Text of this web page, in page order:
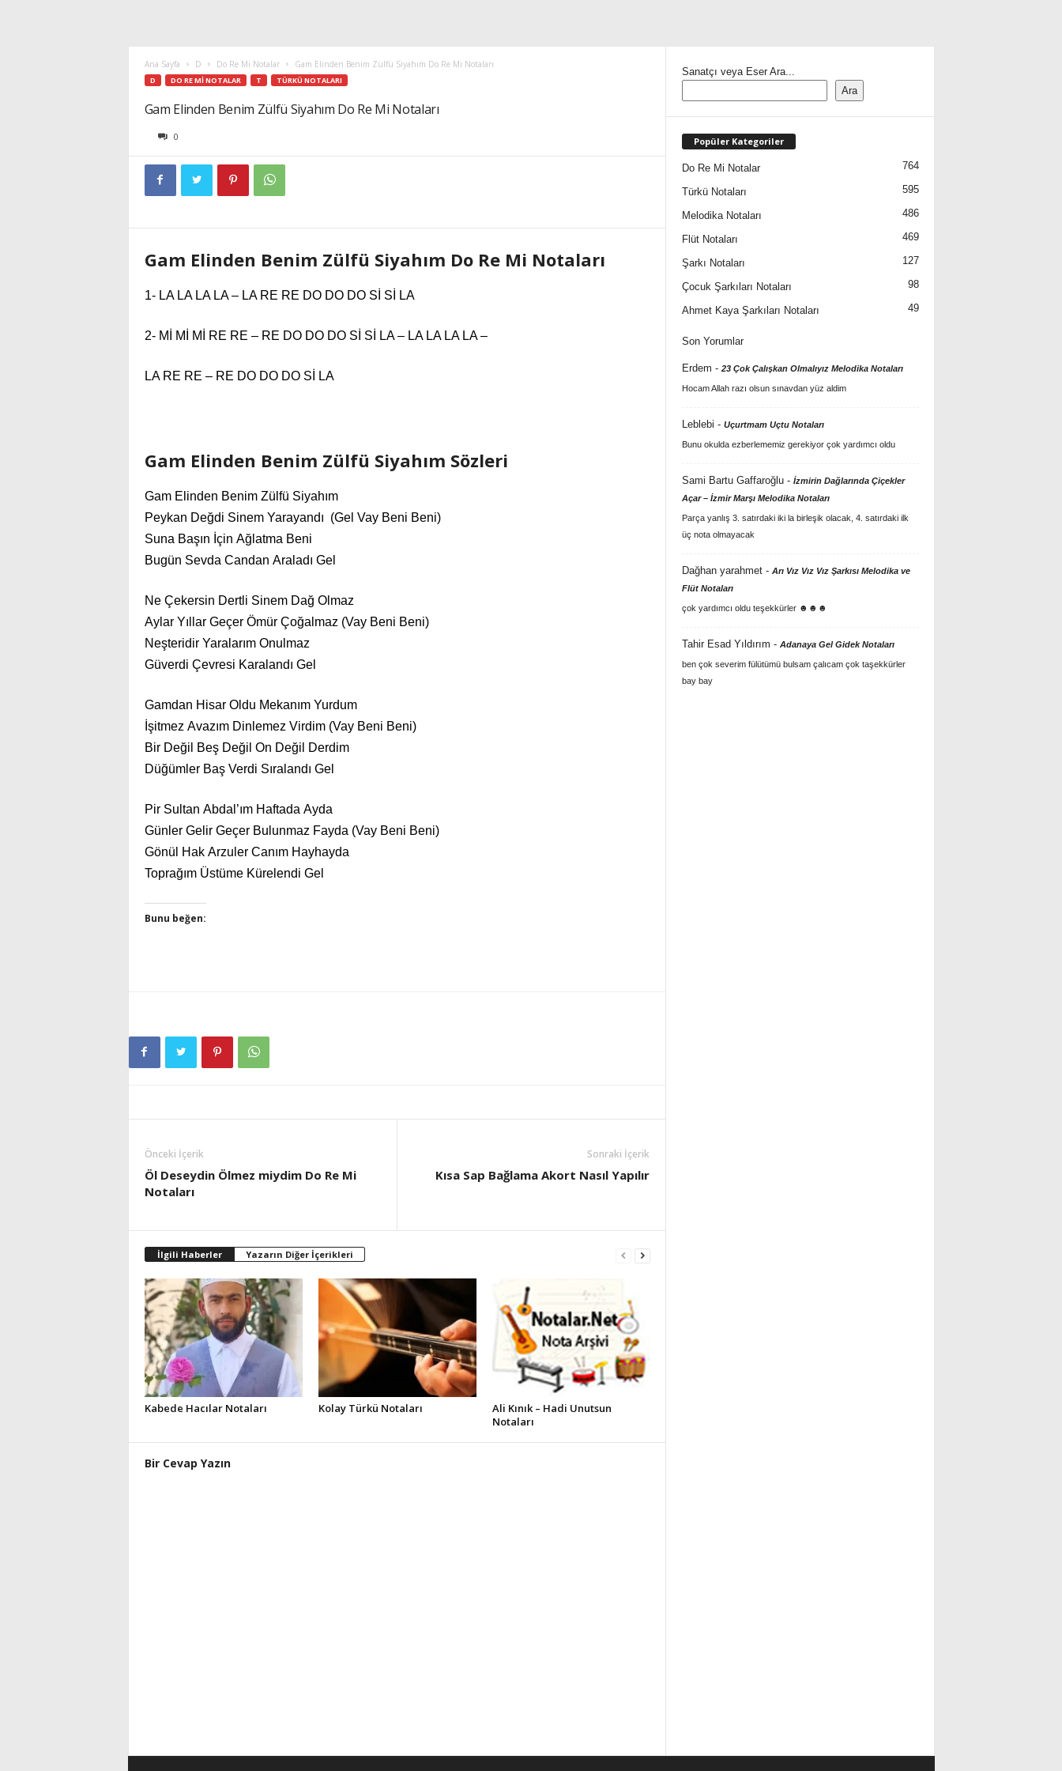
Ana Sayfa D Do Re Mi Notalar Gam Elinden Benim Zülfü Siyahım Do Re Mi Notaları
D DO RE MI NOTALAR T TÜRKÜ NOTALARI
Gam Elinden Benim Zülfü Siyahım Do Re Mi Notaları
0
Gam Elinden Benim Zülfü Siyahım Do Re Mi Notaları
1- LA LA LA LA – LA RE RE DO DO DO Sİ Sİ LA
2- Mİ Mİ Mİ RE RE – RE DO DO DO Sİ Sİ LA – LA LA LA LA –
LA RE RE – RE DO DO DO Sİ LA
Gam Elinden Benim Zülfü Siyahım Sözleri
Gam Elinden Benim Zülfü Siyahım
Peykan Değdi Sinem Yarayandı (Gel Vay Beni Beni)
Suna Başın İçin Ağlatma Beni
Bugün Sevda Candan Araladı Gel
Ne Çekersin Dertli Sinem Dağ Olmaz
Aylar Yıllar Geçer Ömür Çoğalmaz (Vay Beni Beni)
Neşteridir Yaralarım Onulmaz
Güverdi Çevresi Karalandı Gel
Gamdan Hisar Oldu Mekanım Yurdum
İşitmez Avazım Dinlemez Virdim (Vay Beni Beni)
Bir Değil Beş Değil On Değil Derdim
Düğümler Baş Verdi Sıralandı Gel
Pir Sultan Abdal’ım Haftada Ayda
Günler Gelir Geçer Bulunmaz Fayda (Vay Beni Beni)
Gönül Hak Arzuler Canım Hayhayda
Toprağım Üstüme Kürelendi Gel
Bunu beğen:
Önceki İçerik
Öl Deseydin Ölmez miydim Do Re Mi
Notaları
Sonraki İçerik
Kısa Sap Bağlama Akort Nasıl Yapılır
İlgili Haberler Yazarın Diğer İçerikleri
Kabede Hacılar Notaları Kolay Türkü Notaları
Ali Kınık – Hadi Unutsun
Notaları
Bir Cevap Yazın
Sanatçı veya Eser Ara...
Ara
Popüler Kategoriler
Do Re Mi Notalar 764
Türkü Notaları 595
Melodika Notaları 486
Flüt Notaları 469
Şarkı Notaları 127
Çocuk Şarkıları Notaları 98
Ahmet Kaya Şarkıları Notaları 49
Son Yorumlar
Erdem - 23 Çok Çalışkan Olmalıyız Melodika Notaları
Hocam Allah razı olsun sınavdan yüz aldim
Leblebi - Uçurtmam Uçtu Notaları
Bunu okulda ezberlememiz gerekiyor çok yardımcı oldu
Sami Bartu Gaffaroğlu- İzmirin Dağlarında Çiçekler
Açar – İzmir Marşı Melodika Notaları
Parça yanlış 3. satırdaki iki la birleşik olacak, 4. satırdaki ilk
üç nota olmayacak
Dağhan yarahmet- Arı Vız Vız Vız Şarkısı Melodika ve
Flüt Notaları
çok yardımcı oldu teşekkürler ☻☻☻
Tahir Esad Yıldırım - Adanaya Gel Gidek Notaları
ben çok severim fülütümü bulsam çalıcam çok taşekkürler
bay bay